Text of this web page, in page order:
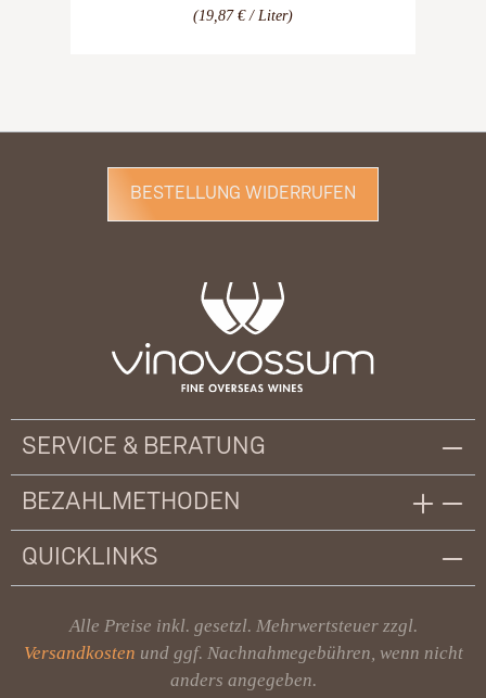
(19,87 € / Liter)
BESTELLUNG WIDERRUFEN
SERVICE & BERATUNG
BEZAHLMETHODEN
QUICKLINKS
Alle Preise inkl. gesetzl. Mehrwertsteuer zzgl.
Versandkosten und ggf. Nachnahmegebühren, wenn nicht
anders angegeben.